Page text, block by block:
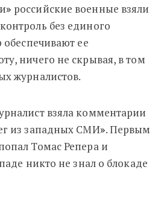
» российские военные взяли
без единого
обеспечивают ее
ничего не скрывая, в том
журналистов.
взяла комментарии
из западных СМИ». Первым
Томас Репера и
никто не знал о блокаде